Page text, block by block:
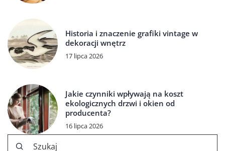
Historia i znaczenie grafiki vintage w
dekoracji wnętrz
17 lipca 2026
Jakie czynniki wpływają na koszt
ekologicznych drzwi i okien od
producenta?
16 lipca 2026